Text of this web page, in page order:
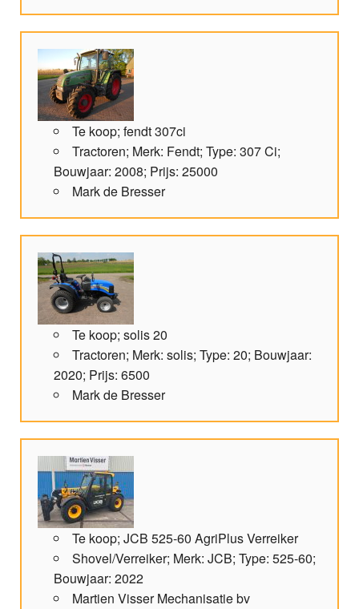
Te koop; fendt 307ci
Tractoren; Merk: Fendt; Type: 307 Ci;
Bouwjaar: 2008; Prijs: 25000
Mark de Bresser
Te koop; solis 20
Tractoren; Merk: solis; Type: 20; Bouwjaar:
2020; Prijs: 6500
Mark de Bresser
Te koop; JCB 525-60 AgriPlus Verreiker
Shovel/Verreiker; Merk: JCB; Type: 525-60;
Bouwjaar: 2022
Martien Visser Mechanisatie bv